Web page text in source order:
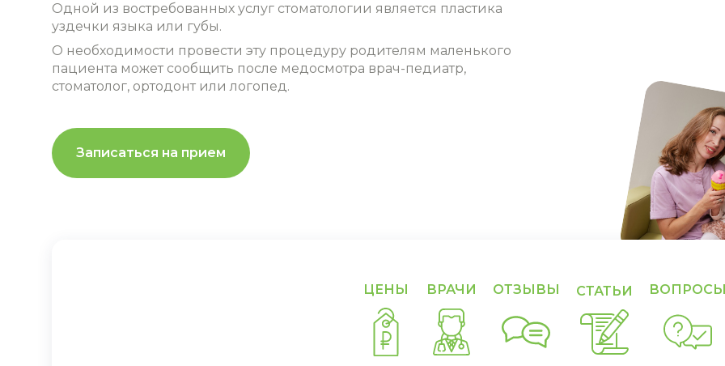
Одной из востребованных услуг стоматологии является пластика
уздечки языка или губы.
О необходимости провести эту процедуру родителям маленького
пациента может сообщить после медосмотра врач-педиатр,
стоматолог, ортодонт или логопед.
Записаться на прием
ЦЕНЫ ВРАЧИ ОТЗЫВЫ СТАТЬИ